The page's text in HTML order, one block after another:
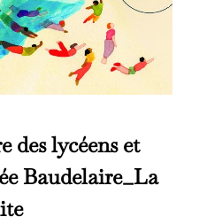
des lycéens et
Baudelaire_La